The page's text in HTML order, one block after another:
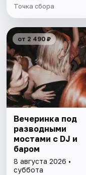
Точка сбора
от 2 490 ₽
Вечеринка под
разводными
мостами с DJ и
баром
8 августа 2026 •
суббота